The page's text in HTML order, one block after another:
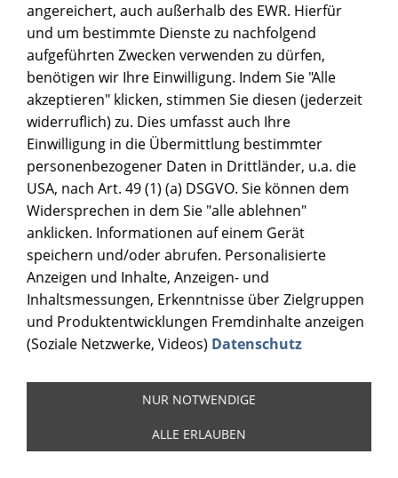
angereichert, auch außerhalb des EWR. Hierfür
und um bestimmte Dienste zu nachfolgend
aufgeführten Zwecken verwenden zu dürfen,
benötigen wir Ihre Einwilligung. Indem Sie "Alle
akzeptieren" klicken, stimmen Sie diesen (jederzeit
widerruflich) zu. Dies umfasst auch Ihre
Einwilligung in die Übermittlung bestimmter
personenbezogener Daten in Drittländer, u.a. die
USA, nach Art. 49 (1) (a) DSGVO. Sie können dem
Widersprechen in dem Sie "alle ablehnen"
anklicken. Informationen auf einem Gerät
speichern und/oder abrufen. Personalisierte
Anzeigen und Inhalte, Anzeigen- und
Inhaltsmessungen, Erkenntnisse über Zielgruppen
und Produktentwicklungen Fremdinhalte anzeigen
(Soziale Netzwerke, Videos) Datenschutz
NUR NOTWENDIGE
ALLE ERLAUBEN